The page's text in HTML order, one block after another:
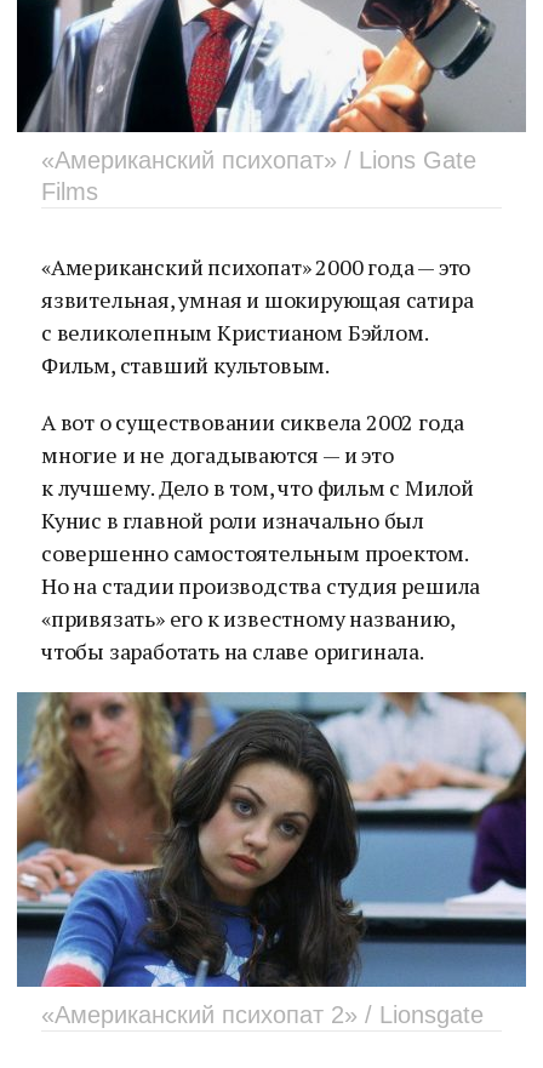
«Американский психопат» / Lions Gate
Films
«Американский психопат» 2000 года — это
язвительная, умная и шокирующая сатира
с великолепным Кристианом Бэйлом.
Фильм, ставший культовым.
А вот о существовании сиквела 2002 года
многие и не догадываются — и это
к лучшему. Дело в том, что фильм с Милой
Кунис в главной роли изначально был
совершенно самостоятельным проектом.
Но на стадии производства студия решила
«привязать» его к известному названию,
чтобы заработать на славе оригинала.
«Американский психопат 2» / Lionsgate